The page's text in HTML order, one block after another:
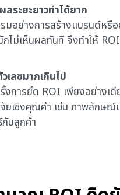
ลระยะยาวทำได้ยาก
มอย่างการสร้างแบรนด์หรื
ไม่เห็นผลทันที จึงทำให้
เลขมากเกินไป
งการยึด ROI เพียงอย่างเ
ยเชิงคุณค่า เช่น ภาพลักษณ์
บลูกค้า